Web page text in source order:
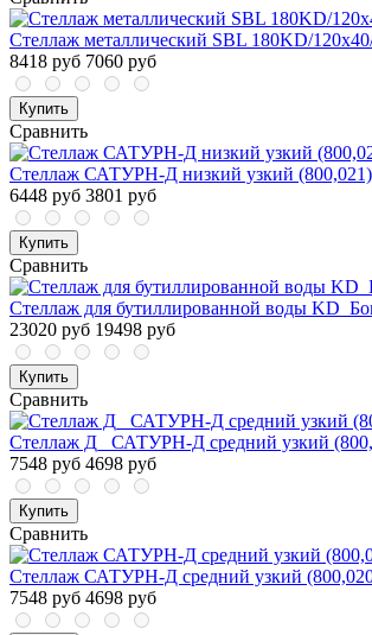
Стеллаж металлический SBL 180KD/
8418 руб 7060 руб
Купить
Сравнить
Стеллаж САТУРН-Д низкий узкий (800,021)
6448 руб 3801 руб
Купить
Сравнить
Стеллаж для бутиллированной воды
23020 руб 19498 руб
Купить
Сравнить
Стеллаж Д_ САТУРН-Д средний узкий (800,
7548 руб 4698 руб
Купить
Сравнить
Стеллаж САТУРН-Д средний узкий
7548 руб 4698 руб